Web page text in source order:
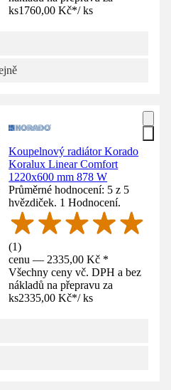
ks1760,00 Kč*/ ks
Koupelnový radiátor Korado
Koralux Linear Comfort
1220x600 mm 878 W
Průměrné hodnocení: 5 z 5
hvězdiček. 1 Hodnocení.
(1)
cenu — 2335,00 Kč *
Všechny ceny vč. DPH a bez
nákladů na přepravu za
ks2335,00 Kč*/ ks